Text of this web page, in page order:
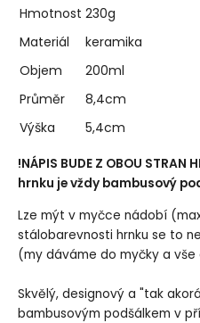
Hmotnost 230g
Materiál
keramika
Objem
200ml
Průměr
8,4cm
Výška
5,4cm
!NÁPIS BUDE Z OBOU STRAN
hrnku je vždy bambusový
Lze mýt v myčce nádobí
stálobarevnosti hrnku se to
(my dáváme do myčky a vše
Skvělý, designový a "tak
bambusovým podšálkem v